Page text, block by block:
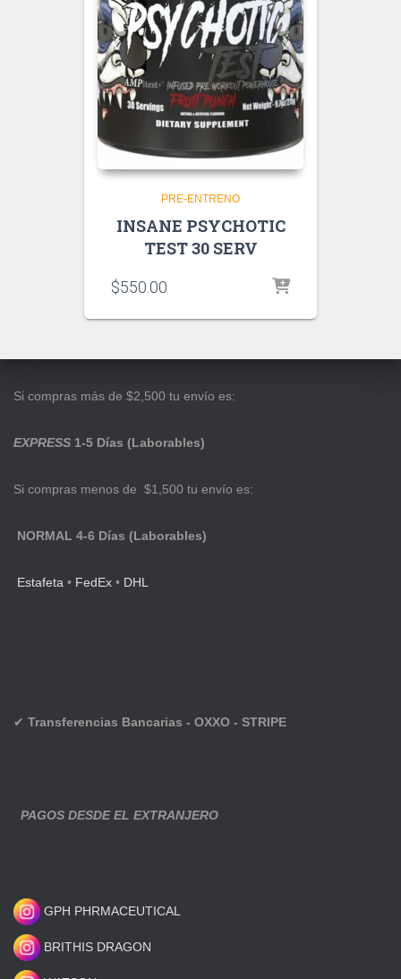
PRE-ENTRENO
INSANE PSYCHOTIC
TEST 30 SERV
$550.00
Si compras más de $2,500 tu envío es:
EXPRESS 1-5 Días (Laborables)
Si compras menos de $1,500 tu envío es:
NORMAL 4-6 Días (Laborables)
Estafeta • FedEx • DHL
✔ Transferencias Bancarias - OXXO - STRIPE
PAGOS DESDE EL EXTRANJERO
GPH PHRMACEUTICAL
BRITHIS DRAGON